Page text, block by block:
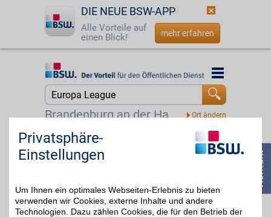
DIE NEUE BSW-APP
Alle Vorteile auf
einen Blick!
mehr erfahren
Startseite
Jetzt BSW-Mitglied werden
☎ 0800 - 279 25 82
Brandenburg an der Havel
Startseite
Suche
DAZN Gutschein
DAZN
Privatsphäre-
Einstellungen
Um Ihnen ein optimales Webseiten-Erlebnis zu bieten
verwenden wir Cookies, externe Inhalte und andere
Technologien. Dazu zählen Cookies, die für den Betrieb der